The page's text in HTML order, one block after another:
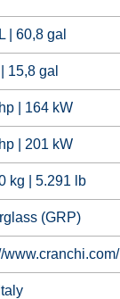
| 60,8 gal
15,8 gal
| 164 kW
| 201 kW
kg | 5.291 lb
(GRP)
www.cranchi.com/
Italy